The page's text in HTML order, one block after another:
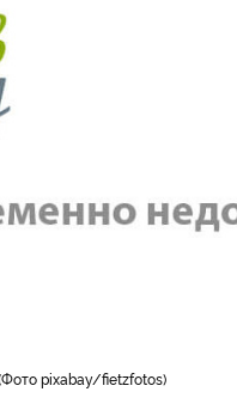
Фото pixabay/fietzfotos